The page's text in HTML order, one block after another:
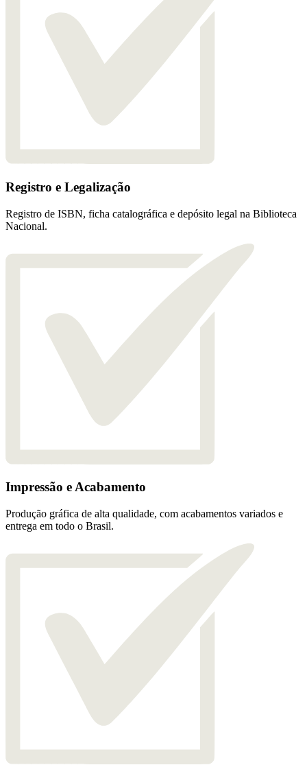
Registro e Legalização
Registro de ISBN, ficha catalográfica e depósito legal na Biblioteca
Nacional.
Impressão e Acabamento
Produção gráfica de alta qualidade, com acabamentos variados e
entrega em todo o Brasil.